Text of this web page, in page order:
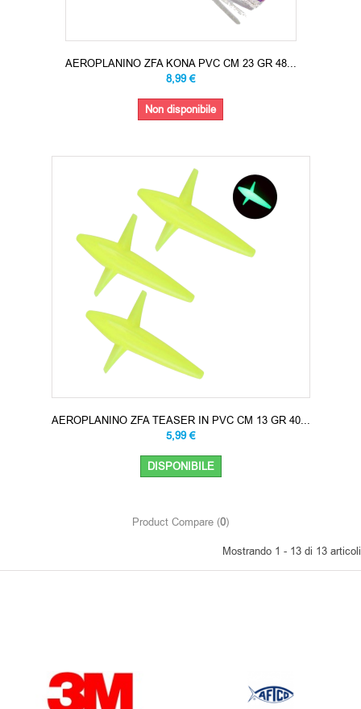
AEROPLANINO ZFA KONA PVC CM 23 GR 48...
8,99 €
Non disponibile
AEROPLANINO ZFA TEASER IN PVC CM 13 GR 40...
5,99 €
DISPONIBILE
Product Compare (0)
Mostrando 1 - 13 di 13 articoli